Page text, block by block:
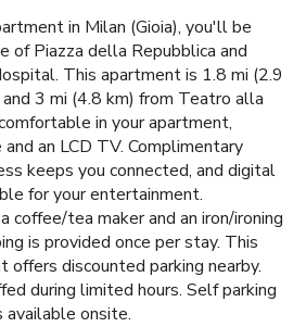
in Milan (Gioia), you'll be
of Piazza della Repubblica and
This apartment is 1.8 mi (2.9
3 mi (4.8 km) from Teatro alla
in your apartment,
an LCD TV. Complimentary
keeps you connected, and digital
for your entertainment.
coffee/tea maker and an iron/ironing
is provided once per stay. This
discounted parking nearby.
during limited hours. Self parking
available onsite.